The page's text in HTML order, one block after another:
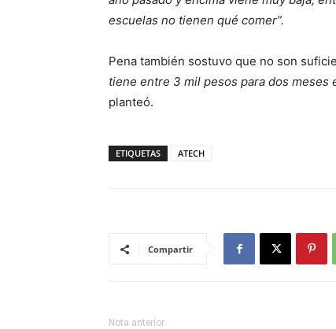
escuelas no tienen qué comer”.
Pena también sostuvo que no son
tiene entre 3 mil pesos para dos meses
planteó.
ETIQUETAS ATECH
Compartir
Nota anterior